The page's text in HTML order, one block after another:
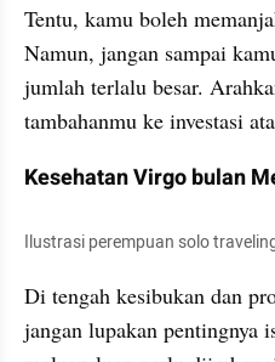
Tentu, kamu boleh
Namun, jangan sampai
jumlah terlalu besar.
tambahanmu ke investasi
Kesehatan Virgo bulan
Ilustrasi perempuan solo
Di tengah kesibukan dan
jangan lupakan pentingnya